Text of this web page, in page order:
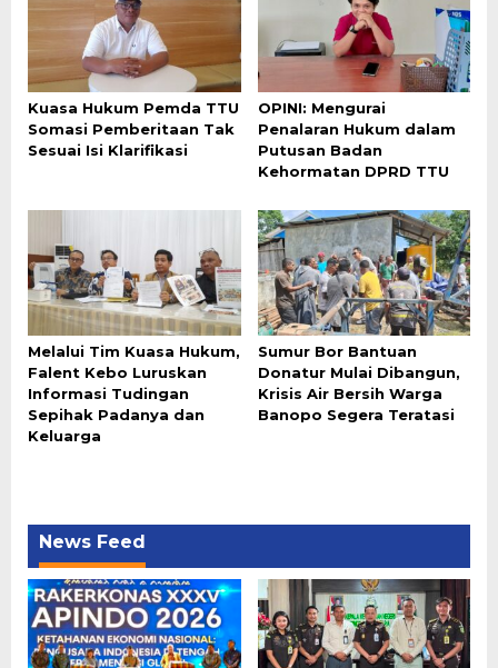
Kuasa Hukum Pemda TTU
Somasi Pemberitaan Tak
Sesuai Isi Klarifikasi
OPINI: Mengurai
Penalaran Hukum dalam
Putusan Badan
Kehormatan DPRD TTU
Melalui Tim Kuasa Hukum,
Falent Kebo Luruskan
Informasi Tudingan
Sepihak Padanya dan
Keluarga
Sumur Bor Bantuan
Donatur Mulai Dibangun,
Krisis Air Bersih Warga
Banopo Segera Teratasi
News Feed